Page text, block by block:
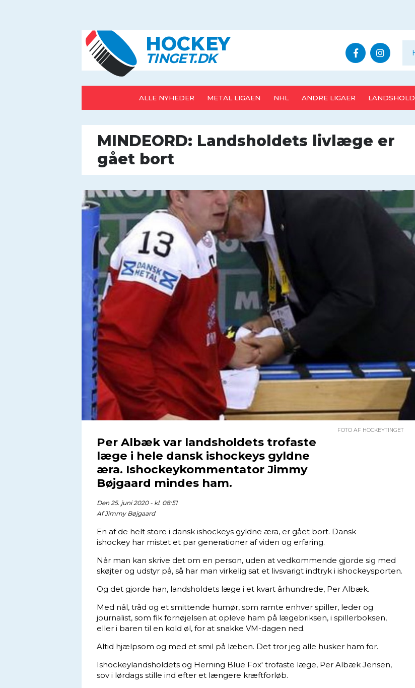
HOCKEY
TINGET.DK
ALLE NYHEDER METAL LIGAEN NHL ANDRE LIGAER LANDSHOLD
MINDEORD: Landsholdets livlæge er
gået bort
FOTO AF HOCKEYTINGET
Per Albæk var landsholdets trofaste
læge i hele dansk ishockeys gyldne
æra. Ishockeykommentator Jimmy
Bøjgaard mindes ham.
Den 25. juni 2020 - kl. 08:51
AfJimmy Bøjgaard
En af de helt store i dansk ishockeys gyldne æra, er gået bort. Dansk
ishockey har mistet et par generationer af viden og erfaring.
Når man kan skrive det om en person, uden at vedkommende gjorde sig med
skøjter og udstyr på, så har man virkelig sat et livsvarigt indtryk i ishockeysporten.
Og det gjorde han, landsholdets læge i et kvart århundrede, Per Albæk.
Med nål, tråd og et smittende humør, som ramte enhver spiller, leder og
journalist, som fik fornøjelsen at opleve ham på lægebriksen, i spillerboksen,
eller i baren til en kold øl, for at snakke VM-dagen ned.
Altid hjælpsom og med et smil på læben. Det tror jeg alle husker ham for.
Ishockeylandsholdets og Herning Blue Fox' trofaste læge, Per Albæk Jensen,
sov i lørdags stille ind efter et længere kræftforløb.